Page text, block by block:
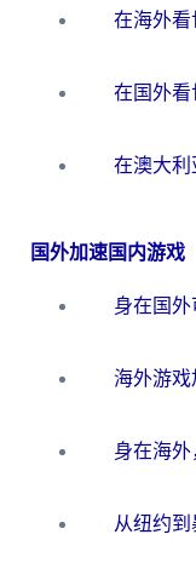
国外加速国内游戏